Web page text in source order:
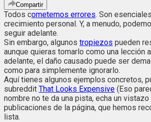
Compartir
Todos cometemos errores. Son
crecimiento personal. Y, a menudo,
seguir adelante.
Sin embargo, algunos tropiezos pueden
aunque quieras tomarlo como una lección
adelante, el daño causado puede ser
como para simplemente ignorarlo.
Aquí tienes algunos ejemplos concretos,
subreddit That Looks Expensive (Eso
nombre no te da una pista, echa un
publicaciones de la página, que hemos
lista.